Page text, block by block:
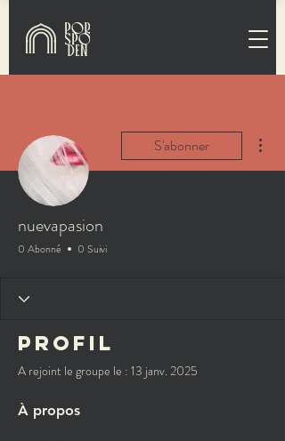
S'abonner
nuevapasion
0 Abonné 0 Suivi
Profil
A rejoint le groupe le : 13 janv. 2025
À propos